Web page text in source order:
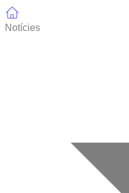
Notícies